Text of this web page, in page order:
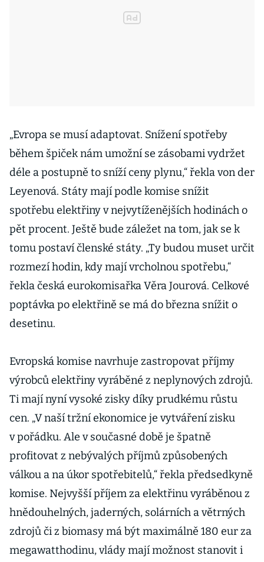
„Evropa se musí adaptovat. Snížení spotřeby
během špiček nám umožní se zásobami vydržet
déle a postupně to sníží ceny plynu,“ řekla von der
Leyenová. Státy mají podle komise snížit
spotřebu elektřiny v nejvytíženějších hodinách o
pět procent. Ještě bude záležet na tom, jak se k
tomu postaví členské státy. „Ty budou muset určit
rozmezí hodin, kdy mají vrcholnou spotřebu,“
řekla česká eurokomisařka Věra Jourová. Celkové
poptávka po elektřině se má do března snížit o
desetinu.
Evropská komise navrhuje zastropovat příjmy
výrobců elektřiny vyráběné z neplynových zdrojů.
Ti mají nyní vysoké zisky díky prudkému růstu
cen. „V naší tržní ekonomice je vytváření zisku
v pořádku. Ale v současné době je špatně
profitovat z nebývalých příjmů způsobených
válkou a na úkor spotřebitelů,“ řekla předsedkyně
komise. Nejvyšší příjem za elektřinu vyráběnou z
hnědouhelných, jaderných, solárních a větrných
zdrojů či z biomasy má být maximálně 180 eur za
megawatthodinu, vlády mají možnost stanovit i